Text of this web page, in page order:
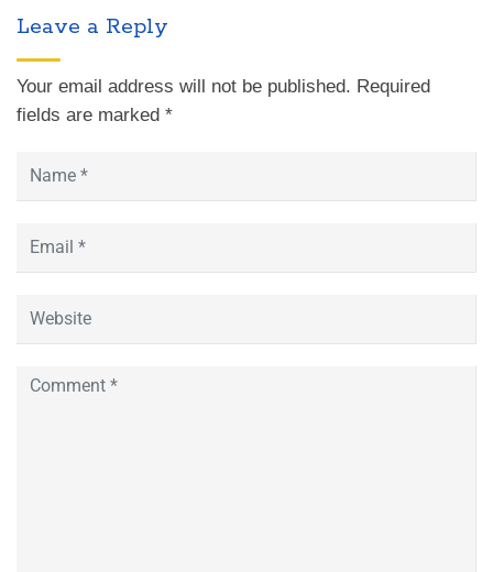
Leave a Reply
Your email address will not be published. Required
fields are marked *